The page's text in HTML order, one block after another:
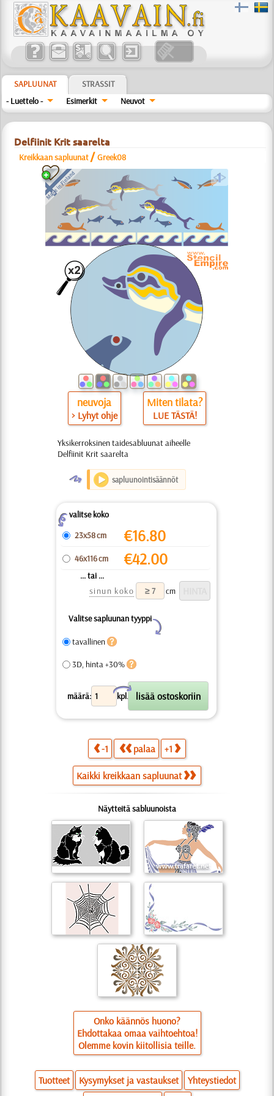
SAPLUUNAT
STRASSIT
- Luettelo -
Esimerkit Neuvot
Delfiinit Krit saarelta
Kreikkaan sapluunat /Greek08
a
neuvoja
> Lyhyt ohje
Miten tilata?
LUE TÄSTÄ!
Yksikerroksinen taidesabluunat aiheelle
Delfiinit Krit saarelta
O sapluunointisäännöt
Zvalitse koko
23x58 cm
€16.80
46x116 cm €42.00
... tai ...
sinun koko
cm
Valitse sapluunan tyyppi
Y
tavallinen
3D, hinta +30%
määrä: kpl.
X
-1 palaa +1
Kaikki kreikkaan sapluunat
Näytteitä sabluunoista
Onko käännös huono?
Ehdottakaa omaa vaihtoehtoa!
Olemme kovin kiitollisia teille.
Tuotteet Kysymykset ja vastaukset
Yhteystiedot